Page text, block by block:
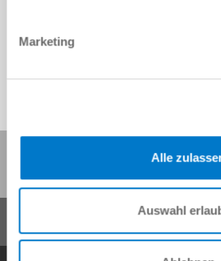
Marketing
Alle
Auswahl